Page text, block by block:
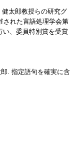
太郎教授らの研究グ
された言語処理学会第
い、委員特別賞を受賞
. 指定語句を確実に含